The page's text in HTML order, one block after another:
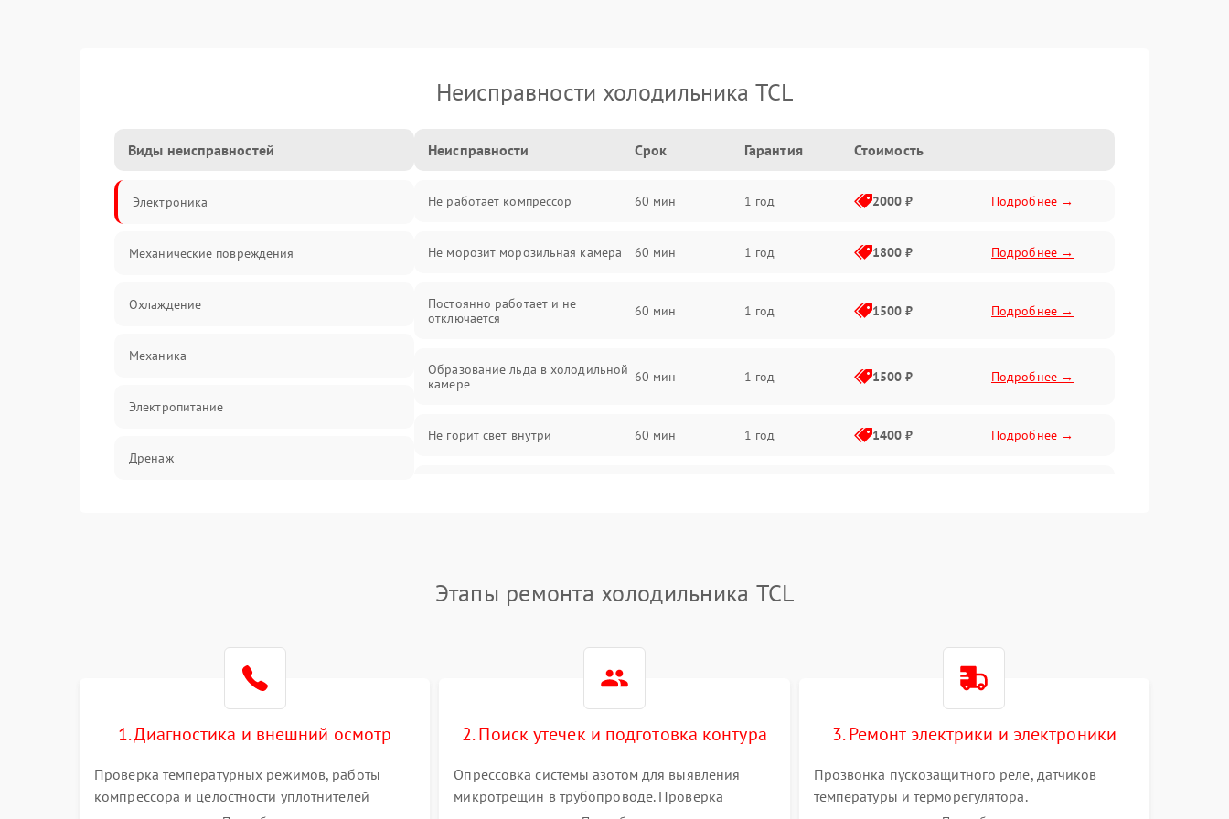
Неисправности холодильника TCL
Виды неисправностей
Электроника
Механические повреждения
Охлаждение
Механика
Электропитание
Дренаж
Неисправности Срок Гарантия Стоимость
Не работает компрессор 60 мин 1 год 2000 ₽ Подробнее →
Не морозит морозильная камера 60 мин 1 год 1800 ₽ Подробнее →
Постоянно работает и не
отключается
60 мин 1 год 1500 ₽ Подробнее →
Образование льда в холодильной
камере
60 мин 1 год 1500 ₽ Подробнее →
Не горит свет внутри 60 мин 1 год 1400 ₽ Подробнее →
Поломка системы No Frost 60 мин 1 год
60 мин Подробнее →
60 мин Подробнее →
Не включается холодильник 60 мин 1000 ₽ Подробнее →
Этапы ремонта холодильника TCL
1. Диагностика и внешний осмотр
Проверка температурных режимов, работы
компрессора и целостности уплотнителей
2. Поиск утечек и подготовка контура
Опрессовка системы азотом для выявления
микротрещин в трубопроводе. Проверка
3. Ремонт электрики и электроники
Прозвонка пускозащитного реле, датчиков
температуры и терморегулятора.